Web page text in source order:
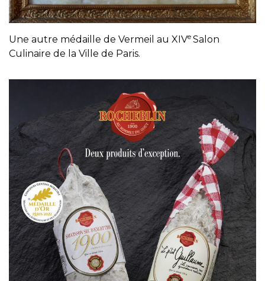
Une autre médaille de Vermeil au XIVe Salon
Culinaire de la Ville de Paris.